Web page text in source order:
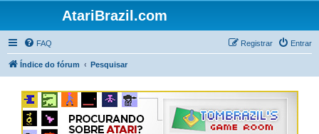
AtariBrazil.com
FAQ Entrar
Registrar
Índice do fórum Pesquisar